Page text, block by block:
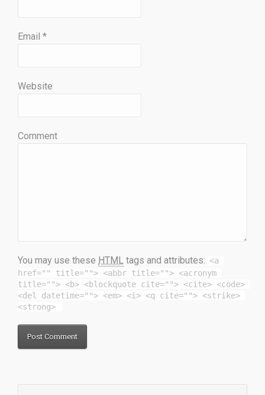
Email *
Website
Comment
You may use these HTML tags and attributes: <a
href="" title=""> <abbr title=""> <acronym
title=""> <b> <blockquote cite=""> <cite> <code>
<del datetime=""> <em> <i> <q cite=""> <strike>
<strong>